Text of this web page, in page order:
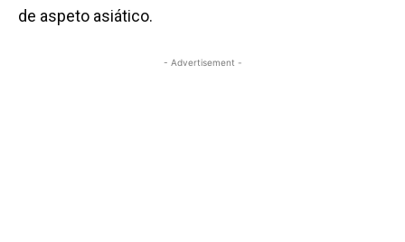
de aspeto asiático.
- Advertisement -